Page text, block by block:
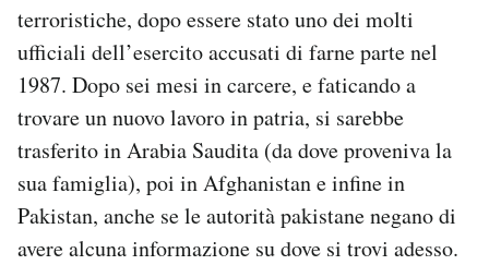
terroristiche, dopo essere stato uno dei molti
ufficiali dell’esercito accusati di farne parte nel
1987. Dopo sei mesi in carcere, e faticando a
trovare un nuovo lavoro in patria, si sarebbe
trasferito in Arabia Saudita (da dove proveniva la
sua famiglia), poi in Afghanistan e infine in
Pakistan, anche se le autorità pakistane negano di
avere alcuna informazione su dove si trovi adesso.